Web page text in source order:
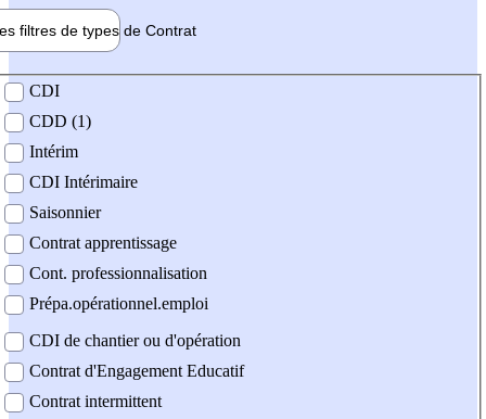
filtres de types de Contrat
contrat
CDI
CDD (1)
Intérim
CDI Intérimaire
Saisonnier
Contrat apprentissage
Cont. professionnalisation
Prépa.opérationnel.emploi
CDI de chantier ou d'opération
Contrat d'Engagement Educatif
Contrat intermittent